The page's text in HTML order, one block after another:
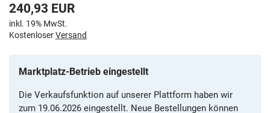
240,93 EUR
inkl. 19% MwSt.
KostenloserVersand
Marktplatz-Betrieb eingestellt
Die Verkaufsfunktion auf unserer Plattform haben wir
zum 19.06.2026 eingestellt. Neue Bestellungen können